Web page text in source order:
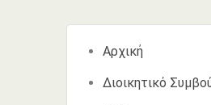
Αρχική
Διοικητικό